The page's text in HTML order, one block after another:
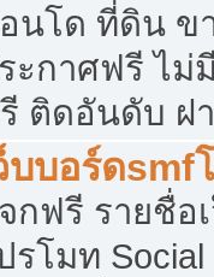
นโด ที่ดิน ข
ะกาศฟรี ไม่
ติดอันดับ ฝ
บบอร์ดsmf
กฟรี รายชื่อ
รโมท